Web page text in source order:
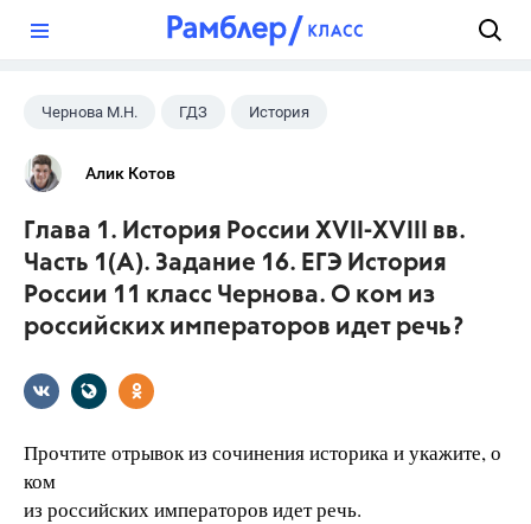
Чернова М.Н. ГДЗ История
ЕГЭ
Алик Котов
Глава 1. История России XVII-XVIII вв.
Часть 1(A). Задание 16. ЕГЭ История
России 11 класс Чернова. О ком из
российских императоров идет речь?
Прочтите отрывок из сочинения историка и укажите, о
ком
из российских императоров идет речь.